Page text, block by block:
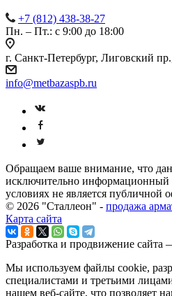
+7 (812) 438-38-27
Пн. – Пт.: с 9:00 до 18:00
г. Санкт-Петербург, Лиговский
info@metbazaspb.ru
Обращаем ваше внимание, что
исключительно информационный
условиях не является публичной
© 2026 "Сталлеон" - продажа
Карта сайта
Разработка и продвижение сайта
Мы используем файлы cookie,
специалистами и третьими
нашем веб-сайте, что позволяет